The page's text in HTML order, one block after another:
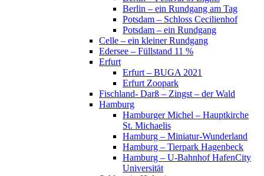
Berlin – ein Rundgang am Tag
Potsdam – Schloss Cecilienhof
Potsdam – ein Rundgang
Celle – ein kleiner Rundgang
Edersee – Füllstand 11 %
Erfurt
Erfurt – BUGA 2021
Erfurt Zoopark
Fischland- Darß – Zingst – der Wald
Hamburg
Hamburger Michel – Hauptkirche
St. Michaelis
Hamburg – Miniatur-Wunderland
Hamburg – Tierpark Hagenbeck
Hamburg – U-Bahnhof HafenCity
Universität